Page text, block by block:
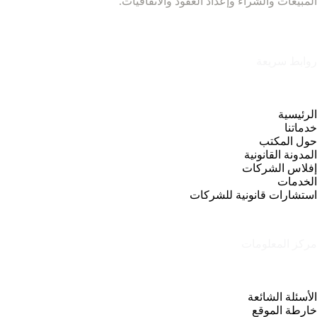
الرئيسية
خدماتنا
حول المكتب
المدونة القانونية
إفلاس الشركات
الخدمات
استشارات قانونية للشركات
الأسئلة الشائعة
خارطة الموقع